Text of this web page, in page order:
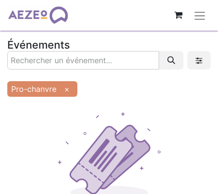
Événements
Pro-chanvre ×